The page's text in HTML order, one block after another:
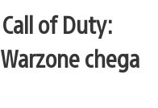
of Duty:
chega